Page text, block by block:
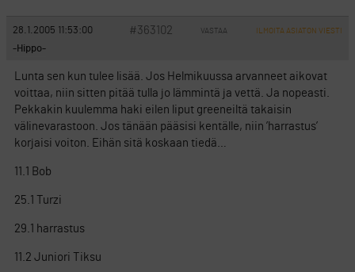
28.1.2005 11:53:00 #363102 VASTAA ILMOITA ASIATON VIESTI
-Hippo-
Lunta sen kun tulee lisää. Jos Helmikuussa arvanneet aikovat
voittaa, niin sitten pitää tulla jo lämmintä ja vettä. Ja nopeasti.
Pekkakin kuulemma haki eilen liput greeneiltä takaisin
välinevarastoon. Jos tänään pääsisi kentälle, niin ’harrastus’
korjaisi voiton. Eihän sitä koskaan tiedä…
11.1 Bob
25.1 Turzi
29.1 harrastus
11.2 Juniori Tiksu